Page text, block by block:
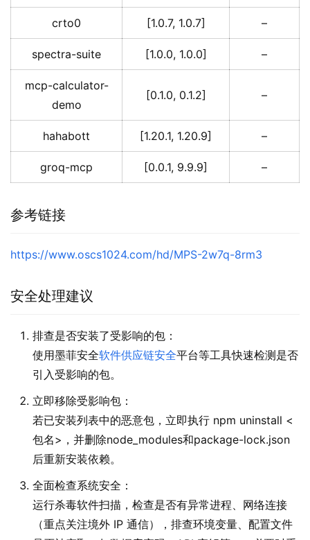
crto0 [1.0.7, 1.0.7] –
spectra-suite [1.0.0, 1.0.0] –
mcp-calculator-
demo
[0.1.0, 0.1.2] –
hahabott [1.20.1, 1.20.9] –
groq-mcp [0.0.1, 9.9.9] –
参考链接
https://www.oscs1024.com/hd/MPS-2w7q-8rm3
安全处理建议
排查是否安装了受影响的包：
使用墨菲安全软件供应链安全平台等工具快速检测是否
引入受影响的包。
立即移除受影响包：
若已安装列表中的恶意包，立即执行 npm uninstall <
包名>，并删除node_modules和package-lock.json
后重新安装依赖。
全面检查系统安全：
运行杀毒软件扫描，检查是否有异常进程、网络连接
（重点关注境外 IP 通信），排查环境变量、配置文件